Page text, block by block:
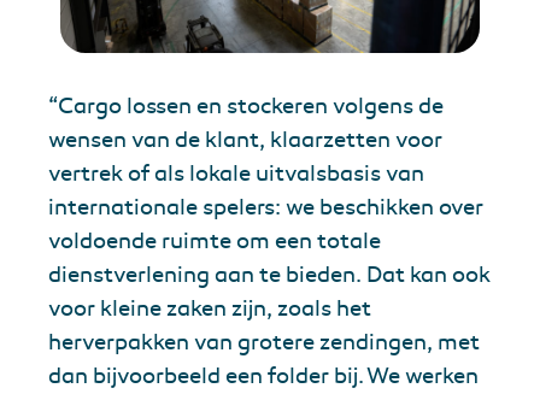
“Cargo lossen en stockeren volgens de
wensen van de klant, klaarzetten voor
vertrek of als lokale uitvalsbasis van
internationale spelers: we beschikken over
voldoende ruimte om een totale
dienstverlening aan te bieden. Dat kan ook
voor kleine zaken zijn, zoals het
herverpakken van grotere zendingen, met
dan bijvoorbeeld een folder bij. We werken